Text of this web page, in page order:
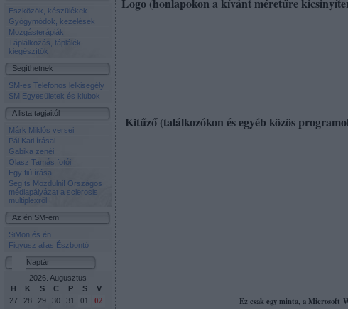
Eszközök, készülékek
Gyógymódok, kezelések
Mozgásterápiák
Táplálkozás, táplálék-
kiegészítők
Segíthetnek
SM-es Telefonos lelkisegély
SM Egyesületek és klubok
A lista tagjaitól
Márk Miklós versei
Pál Kati írásai
Gabika zenéi
Olasz Tamás fotói
Egy fiú írása
Segíts Mozdulni! Országos
médiapályázat a sclerosis
multiplexről
Az én SM-em
SiMon és én
Figyusz alias Észbontó
Naptár
2026. Augusztus
H
K S C P S
V
27
28 29 30 31 01
02
Logo (honlapokon a kívánt méretűre
Kitűző (találkozókon és egyéb közös
Ez csak egy minta, a Microsoft